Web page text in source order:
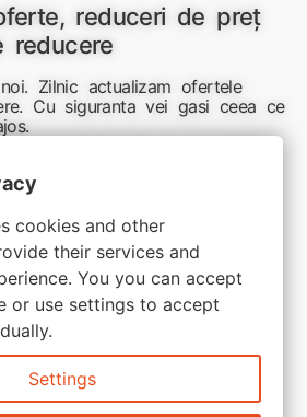
reduceri de preț
reducere
Zilnic actualizam ofertele
Cu siguranta vei gasi ceea ce
inteligente si cumpărături
cookies and other
their services and
You you can accept
or use settings to accept
Settings